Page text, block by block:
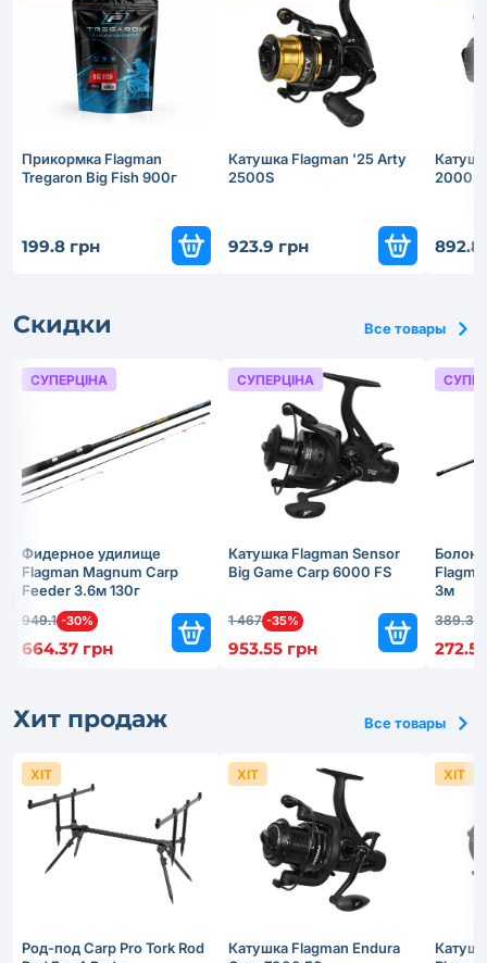
Прикормка Flagman
Tregaron Big Fish 900г
199.8 грн
Катушка Flagman '25 Arty
2500S
923.9 грн
2000S
892.8
Скидки Все товары
Фидерное удилище
Flagman Magnum Carp
Feeder 3.6м 130г
949.1 -30%
664.37 грн
СУПЕРЦІНА
Катушка Flagman Sensor
Big Game Carp 6000 FS
1 467 -35%
953.55 грн
СУПЕРЦІНА
3м
389.3
Хит продаж Все товары
Род-под Carp Pro Tork Rod
ХІТ
Катушка Flagman Endura
ХІТ ХІТ